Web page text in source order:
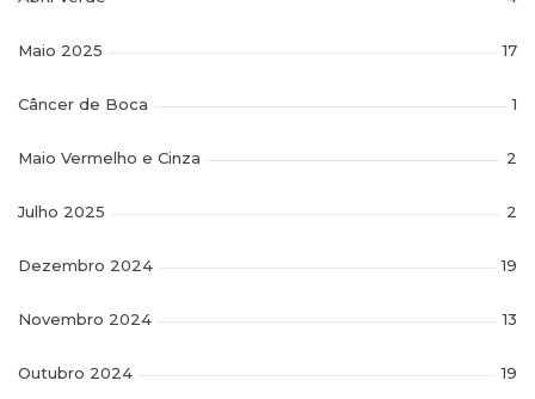
Maio 2025 17
Câncer de Boca 1
Maio Vermelho e Cinza 2
Julho 2025 2
Dezembro 2024 19
Novembro 2024 13
Outubro 2024 19